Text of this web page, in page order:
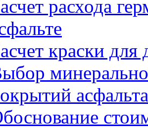
расхода
краски
асфальта